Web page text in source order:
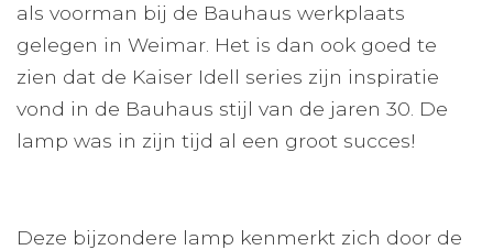
als voorman bij de Bauhaus werkplaats
gelegen in Weimar. Het is dan ook goed te
zien dat de Kaiser Idell series zijn inspiratie
vond in de Bauhaus stijl van de jaren 30. De
lamp was in zijn tijd al een groot succes!
Deze bijzondere lamp kenmerkt zich door de